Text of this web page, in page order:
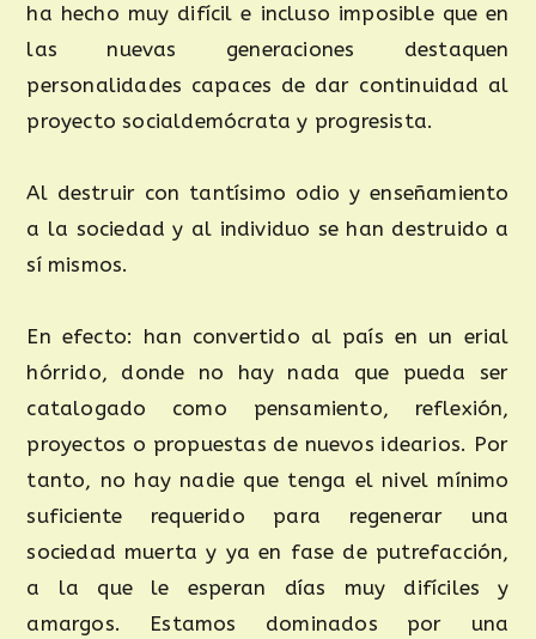
ha hecho muy difícil e incluso imposible que en
las nuevas generaciones destaquen
personalidades capaces de dar continuidad al
proyecto socialdemócrata y progresista.
Al destruir con tantísimo odio y enseñamiento
a la sociedad y al individuo se han destruido a
sí mismos.
En efecto: han convertido al país en un erial
hórrido, donde no hay nada que pueda ser
catalogado como pensamiento, reflexión,
proyectos o propuestas de nuevos idearios. Por
tanto, no hay nadie que tenga el nivel mínimo
suficiente requerido para regenerar una
sociedad muerta y ya en fase de putrefacción,
a la que le esperan días muy difíciles y
amargos. Estamos dominados por una